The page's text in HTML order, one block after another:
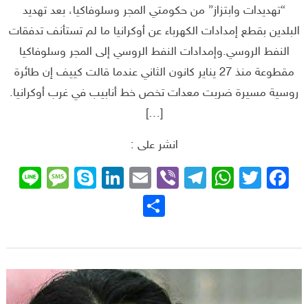
“تهديدات وابتزاز” من حكومتي المجر وسلوفاكيا، بعد تهديد
البلدين بقطع إمدادات الكهرباء عن أوكرانيا ما لم تستأنف تدفقات
النفط الروسي.وإمدادات النفط الروسي إلى المجر وسلوفاكيا
مقطوعة منذ 27 يناير كانون الثاني عندما قالت كييف إن طائرة
روسية مسيرة ضربت معدات تخص خط أنابيب في غرب أوكرانيا.
[…]
انشر على :
Facebook
Twitter
WhatsApp
Telegram
Viber
Email
LinkedIn
Skype